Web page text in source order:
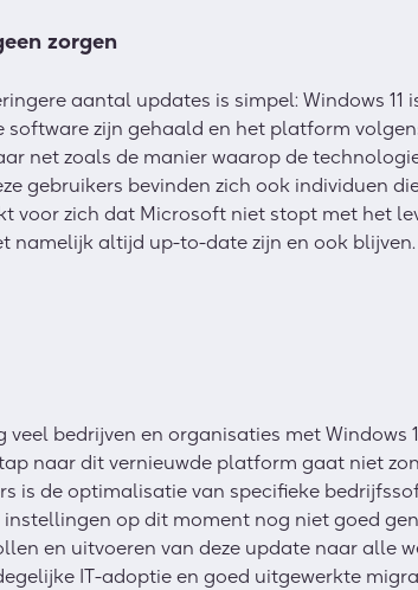
zorgen
aantal updates is simpel: Windows 11
software zijn gehaald en het platform
net zoals de manier waarop de
gebruikers bevinden zich ook individuen
voor zich dat Microsoft niet stopt met het
namelijk altijd up-to-date zijn en ook blijven.
bedrijven en organisaties met Windows
naar dit vernieuwde platform gaat niet
is de optimalisatie van specifieke
op dit moment nog niet goed
en uitvoeren van deze update naar alle
IT-adoptie en goed uitgewerkte